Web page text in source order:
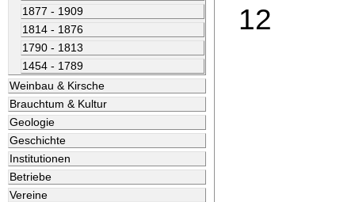
1877 - 1909
1814 - 1876
1790 - 1813
1454 - 1789
Weinbau & Kirsche
Brauchtum & Kultur
Geologie
Geschichte
Institutionen
Betriebe
Vereine
12